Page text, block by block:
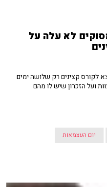
לא עלה על
לקורס קצינים רק שלושה ימים
ועל הזכרון שיש לו מהם
יום העצמאות